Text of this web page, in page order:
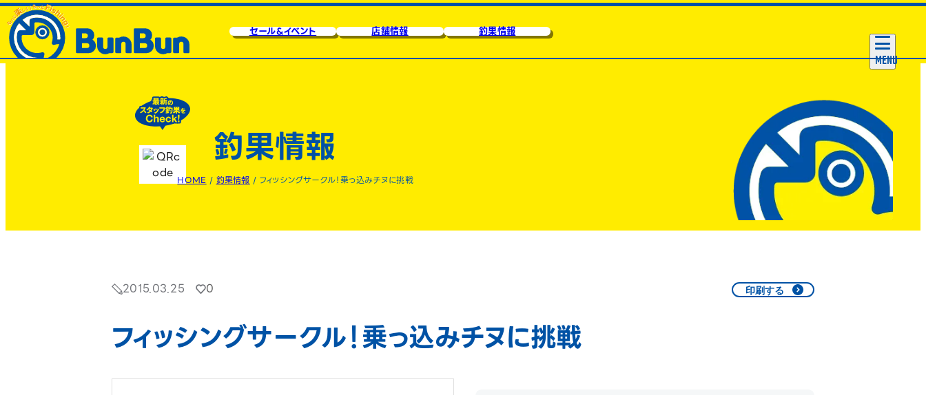
セール&イベント 店舗情報 釣果情報
MENU
釣果情報
HOME / 釣果情報 / フィッシングサークル！乗っ込みチヌに挑戦
2015.03.25 0 印刷する
フィッシングサークル！乗っ込みチヌに挑戦